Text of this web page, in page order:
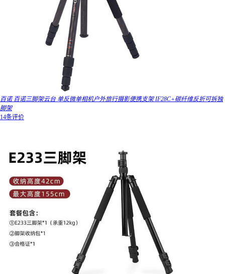
百诺 百诺三脚架云台 单反微单相机户外旅行摄影便携支架 IF28C+碳纤维反折可拆独
脚架
14条评价